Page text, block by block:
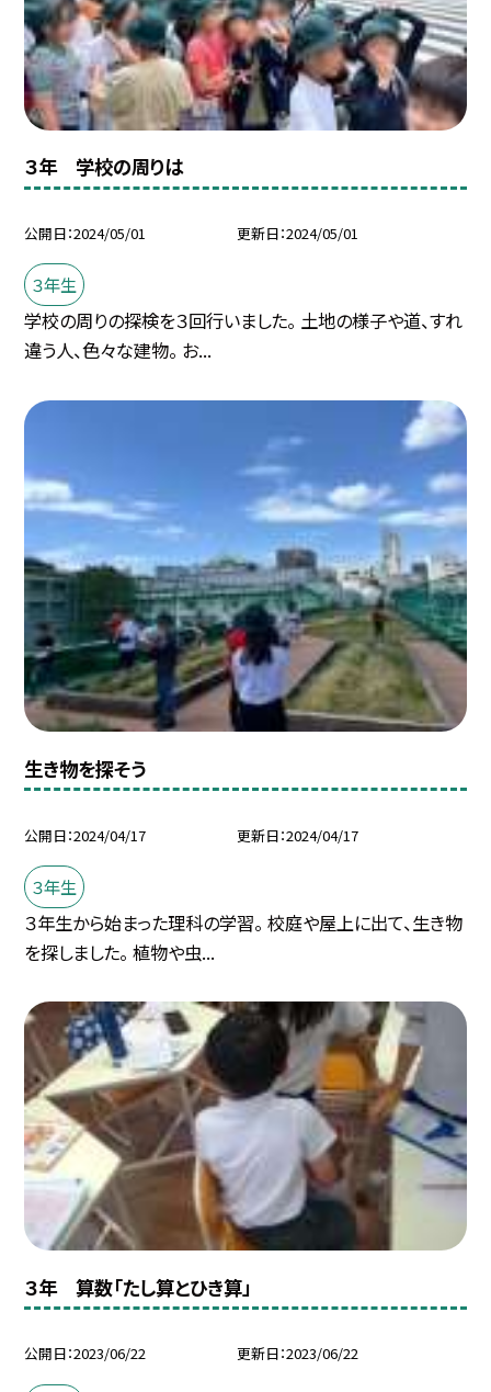
３年 学校の周りは
公開日 2024/05/01 更新日 2024/05/01
３年生
学校の周りの探検を３回行いました。 土地の様子や道、すれ
違う人、色々な建物。 お...
生き物を探そう
公開日 2024/04/17 更新日 2024/04/17
３年生
３年生から始まった理科の学習。 校庭や屋上に出て、生き物
を探しました。 植物や虫...
３年 算数「たし算とひき算」
公開日 2023/06/22 更新日 2023/06/22